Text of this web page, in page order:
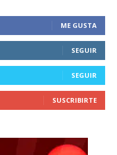
ME GUSTA
SEGUIR
SEGUIR
SUSCRIBIRTE